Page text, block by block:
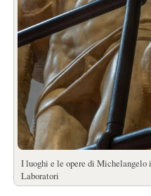
I luoghi e le opere di Michelangelo
Laboratori